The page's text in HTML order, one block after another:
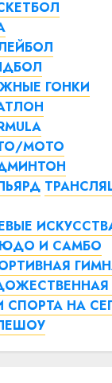
ГОНКИ
МОТО
И САМБО
СПОРТА НА